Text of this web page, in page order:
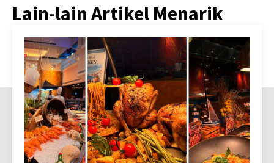
Lain-lain Artikel Menarik